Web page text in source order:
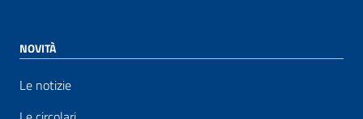
NOVITÀ
Le notizie